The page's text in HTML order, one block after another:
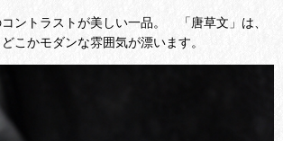
ントラストが美しい一品。
「唐草文」は、
どこかモダンな雰囲気が漂います。